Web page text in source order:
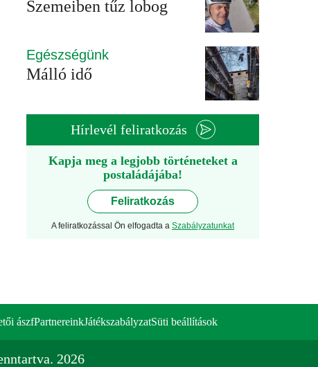
Szemeiben tűz lobog
Egészségünk
Málló idő
Hírlevél feliratkozás
Kapja meg a legjobb történeteket a
postaládájába!
Feliratkozás
A feliratkozással Ön elfogadta a Szabályzatunkat
ászfPartnereinkJátékszabályzatSüti beállítások
2026